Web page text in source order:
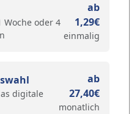
Woche oder 4
ab
1,29€
einmalig
digitale
ab
27,40€
monatlich